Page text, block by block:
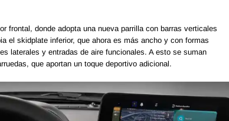
frontal, donde adopta una nueva parrilla con barras verticales
el skidplate inferior, que ahora es más ancho y con formas
laterales y entradas de aire funcionales. A esto se suman
que aportan un toque deportivo adicional.